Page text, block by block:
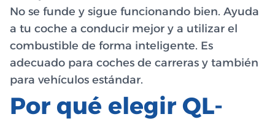
No se funde y sigue funcionando bien. Ayuda
a tu coche a conducir mejor y a utilizar el
combustible de forma inteligente. Es
adecuado para coches de carreras y también
para vehículos estándar.
Por qué elegir QL-